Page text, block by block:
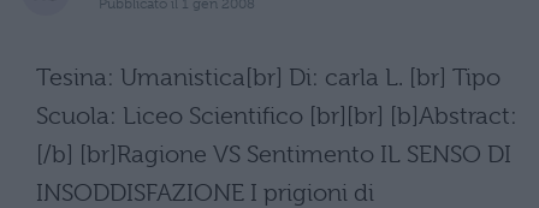
Tesina: Umanistica[br] Di: carla L. [br] Tipo
Scuola: Liceo Scientifico [br][br] [b]Abstract:
[/b] [br]Ragione VS Sentimento IL SENSO DI
INSODDISFAZIONE I prigioni di